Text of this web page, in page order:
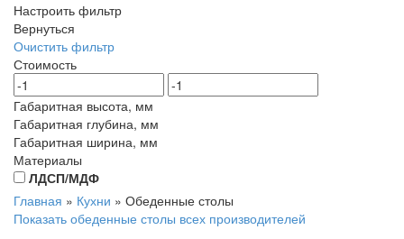
Настроить фильтр
Вернуться
Очистить фильтр
Стоимость
Габаритная высота, мм
Габаритная глубина, мм
Габаритная ширина, мм
Материалы
ЛДСП/МДФ
Главная » Кухни » Обеденные столы
Показать обеденные столы всех производителей